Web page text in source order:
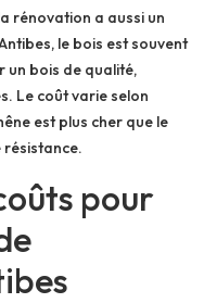
rénovation a aussi un
le bois est souvent
un bois de qualité,
Le coût varie selon
est plus cher que le
résistance.
pour